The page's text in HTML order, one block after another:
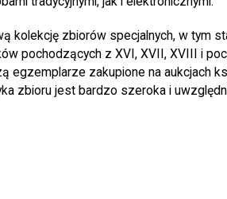
kolekcję zbiorów specjalnych, w tym
pochodzących z XVI, XVII, XVIII i
egzemplarze zakupione na aukcjach
zbioru jest bardzo szeroka i